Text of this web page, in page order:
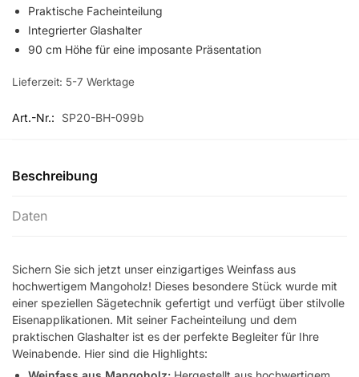
Praktische Facheinteilung
Integrierter Glashalter
90 cm Höhe für eine imposante Präsentation
Lieferzeit: 5-7 Werktage
Art.-Nr.: SP20-BH-099b
Beschreibung
Daten
Sichern Sie sich jetzt unser einzigartiges Weinfass aus
hochwertigem Mangoholz! Dieses besondere Stück wurde mit
einer speziellen Sägetechnik gefertigt und verfügt über stilvolle
Eisenapplikationen. Mit seiner Facheinteilung und dem
praktischen Glashalter ist es der perfekte Begleiter für Ihre
Weinabende. Hier sind die Highlights: